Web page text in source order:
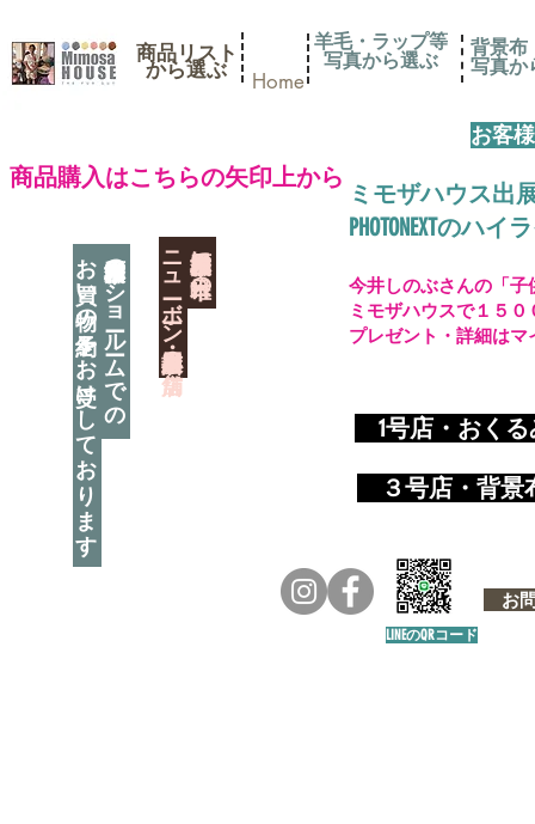
商品リスト
​から選ぶ Home
​商品購入はこちらの矢印上から
神奈川県相模原市に日本唯一の
​ニューボーン撮影用小道具店・３店舗
羊毛・ラップ等
写真から選ぶ
背景布
写真か
お客
ミモザハウス出
PHOTONEXTのハ
神奈川県相模原市のショールームでの
お買い物の予約をお受けしております 1号店・おく
​ ３号店・背
お
今井しのぶさんの「
ミモザハウスで１５
プレゼント・詳細は
LINEのQRコード